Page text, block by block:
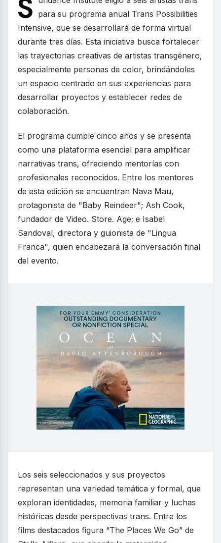
S para su programa anual Trans Possibilities
Intensive, que se desarrollará de forma virtual
durante tres días. Esta iniciativa busca fortalecer
las trayectorias creativas de artistas transgénero,
especialmente personas de color, brindándoles
un espacio centrado en sus experiencias para
desarrollar proyectos y establecer redes de
colaboración.
El programa cumple cinco años y se presenta
como una plataforma esencial para amplificar
narrativas trans, ofreciendo mentorías con
profesionales reconocidos. Entre los mentores
de esta edición se encuentran Nava Mau,
protagonista de "Baby Reindeer"; Ash Cook,
fundador de Video. Store. Age; e Isabel
Sandoval, directora y guionista de "Lingua
Franca", quien encabezará la conversación final
del evento.
Los seis seleccionados y sus proyectos
representan una variedad temática y formal, que
exploran identidades, memoria familiar y luchas
históricas desde perspectivas trans. Entre los
films destacados figura “The Places We Go” de